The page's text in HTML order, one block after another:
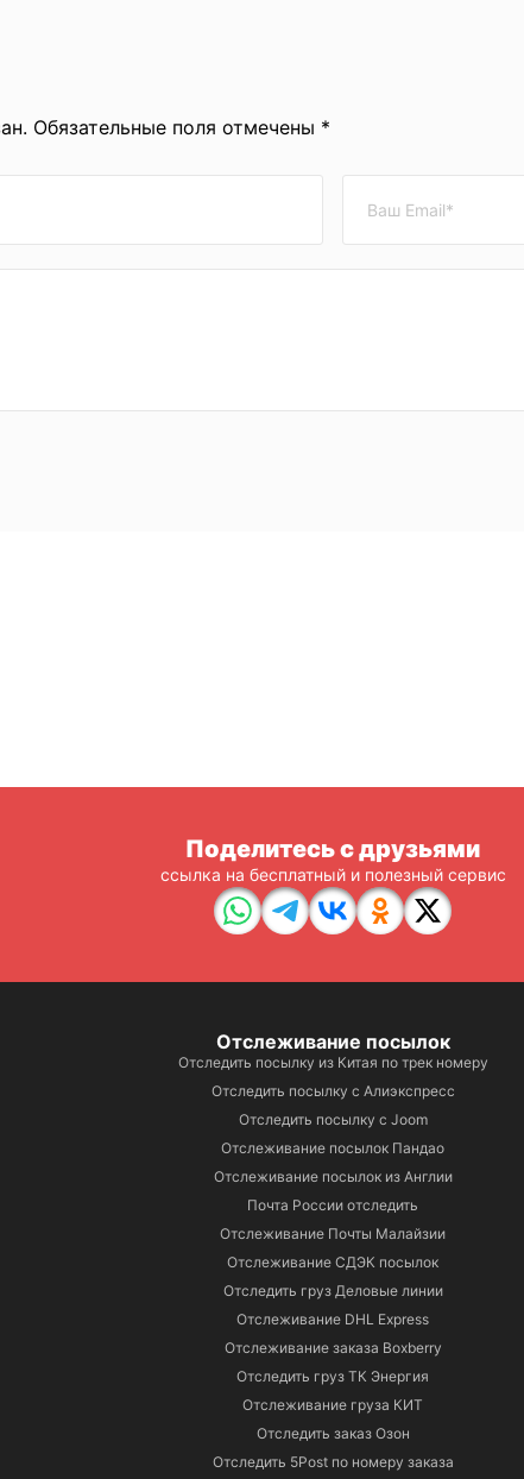
Обязательные поля отмечены *
Поделитесь с друзьями
ссылка на бесплатный и полезный сервис
Отслеживание посылок
Отследить посылку из Китая по трек номеру
Отследить посылку с Алиэкспресс
Отследить посылку с Joom
Отслеживание посылок Пандао
Отслеживание посылок из Англии
Почта России отследить
Отслеживание Почты Малайзии
Отслеживание СДЭК посылок
Отследить груз Деловые линии
Отслеживание DHL Express
Отслеживание заказа Boxberry
Отследить груз ТК Энергия
Отслеживание груза КИТ
Отследить заказ Озон
Отследить 5Post по номеру заказа